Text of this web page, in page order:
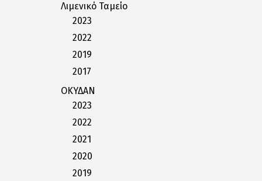
Λιμενικό Ταμείο
2023
2022
2019
2017
ΟΚΥΔΑΝ
2023
2022
2021
2020
2019